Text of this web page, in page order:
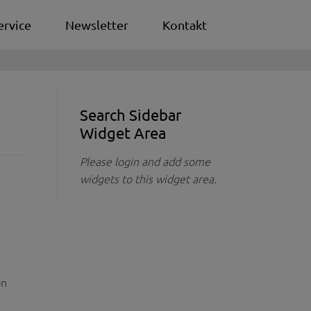
Newsletter Kontakt
Search Sidebar
Widget Area
Please login and add some
widgets to this widget area.